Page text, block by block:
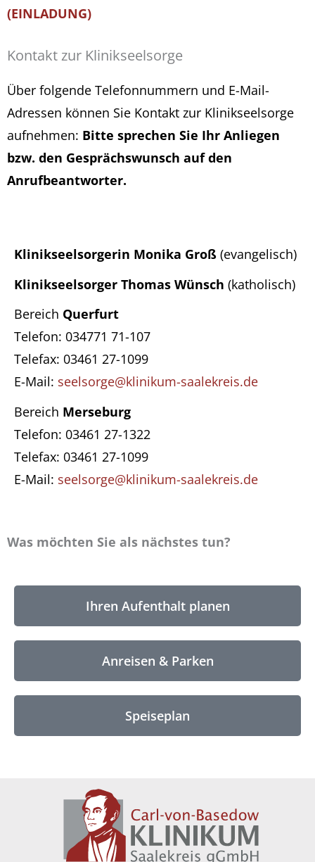
(EINLADUNG)
Kontakt zur Klinikseelsorge
Über folgende Telefonnummern und E-Mail-
Adressen können Sie Kontakt zur Klinikseelsorge
aufnehmen: Bitte sprechen Sie Ihr Anliegen
bzw. den Gesprächswunsch auf den
Anrufbeantworter.
Klinikseelsorgerin Monika Groß (evangelisch)
Klinikseelsorger Thomas Wünsch (katholisch)
Bereich Querfurt
Telefon: 034771 71-107
Telefax: 03461 27-1099
E-Mail: seelsorge@klinikum-saalekreis.de
Bereich Merseburg
Telefon: 03461 27-1322
Telefax: 03461 27-1099
E-Mail: seelsorge@klinikum-saalekreis.de
Was möchten Sie als nächstes tun?
Ihren Aufenthalt planen
Anreisen & Parken
Speiseplan